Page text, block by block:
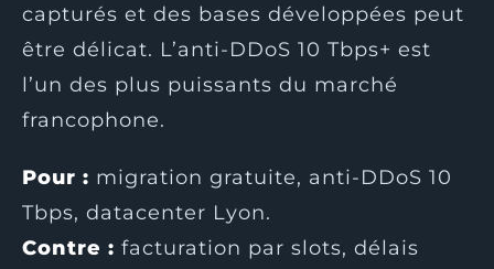
capturés et des bases développées peut
être délicat. L’anti-DDoS 10 Tbps+ est
l’un des plus puissants du marché
francophone.
Pour : migration gratuite, anti-DDoS 10
Tbps, datacenter Lyon.
Contre : facturation par slots, délais